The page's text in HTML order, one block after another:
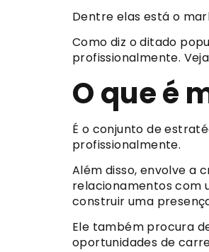
Dentre elas está o
Como diz o ditado
profissionalmente.
O que é
É o conjunto de
profissionalmente.
Além disso, envolve a
relacionamentos com
construir uma
Ele também procura
oportunidades de